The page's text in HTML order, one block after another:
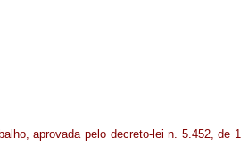
aprovada pelo decreto-lei n. 5.452, de 1